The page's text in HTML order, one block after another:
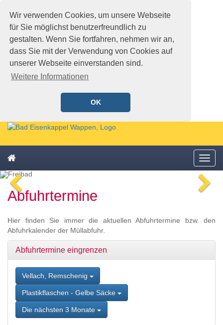
Wir verwenden Cookies, um unsere Webseite
für Sie möglichst benutzerfreundlich zu
gestalten. Wenn Sie fortfahren, nehmen wir an,
dass Sie mit der Verwendung von Cookies auf
unserer Webseite einverstanden sind.
Weitere Informationen
OK
Schnellmenü
Zur
springen,
Accesskey
Zur
Hauptnavigation
springen,
springen,
Kontaktseite
springen,
Accesskey
Schnellmenü
zurück
Menü
Bild
Zum
Schnellmenü
zurück
Abfuhrtermine
Hier finden Sie immer die aktuellen Abfuhrtermine bzw. den
Abfuhrkalender der Müllabfuhr.
Abfuhrtermine eingrenzen
Vellach, Remschenig
Plastikflaschen - Gelbe Säcke
Die nächsten 3 Monate